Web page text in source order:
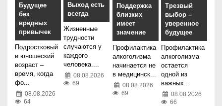
Будущее
без
вредных
привычек
Подростковый
и юношеский
возраст –
время, когда
фо...
08.08.2026
64
Выход есть
всегда
Жизненные
трудности
случаются у
каждого
человека....
08.08.2026
69
Поддержка
близких
имеет
значение
Профилактика
алкоголизма
начинается не
в медицинск...
08.08.2026
69
Трезвый
выбор –
уверенное
будущее
Профилактика
алкоголизма
остается
одной из
важных...
08.08.2026
66